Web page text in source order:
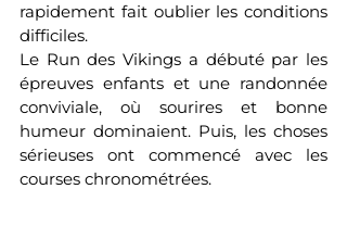
rapidement fait oublier les conditions
difficiles.
Le Run des Vikings a débuté par les
épreuves enfants et une randonnée
conviviale, où sourires et bonne
humeur dominaient. Puis, les choses
sérieuses ont commencé avec les
courses chronométrées.